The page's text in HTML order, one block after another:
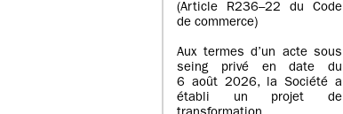
(Article R236–22 du Code
de commerce)
Aux termes d’un acte sous
seing privé en date du
6 août 2026, la Société a
établi un projet de